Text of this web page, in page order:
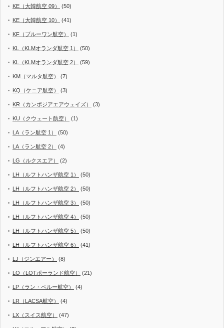
KE（大韓航空 09） (50)
KE（大韓航空 10） (41)
KF（ブルーワン航空） (1)
KL（KLMオランダ航空 1） (50)
KL（KLMオランダ航空 2） (59)
KM（マルタ航空） (7)
KQ（ケニア航空） (3)
KR（カンボジアエアウェイズ） (3)
KU（クウェート航空） (1)
LA（ラン航空 1） (50)
LA（ラン航空 2） (4)
LG（ルクスエア） (2)
LH（ルフトハンザ航空 1） (50)
LH（ルフトハンザ航空 2） (50)
LH（ルフトハンザ航空 3） (50)
LH（ルフトハンザ航空 4） (50)
LH（ルフトハンザ航空 5） (50)
LH（ルフトハンザ航空 6） (41)
LJ（ジンエアー） (8)
LO（LOTポーランド航空） (21)
LP（ラン・ペルー航空） (4)
LR（LACSA航空） (4)
LX（スイス航空） (47)